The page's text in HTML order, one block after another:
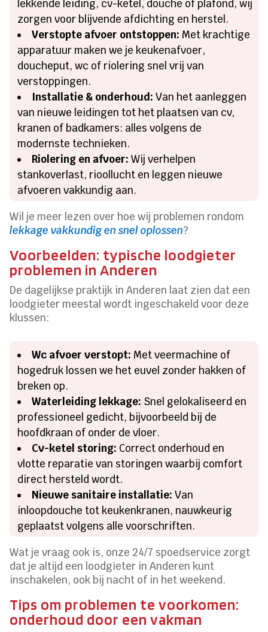
lekkende leiding, cv-ketel, douche of plafond, wij
zorgen voor blijvende afdichting en herstel.
Verstopte afvoer ontstoppen: Met krachtige
apparatuur maken we je keukenafvoer,
doucheput, wc of riolering snel vrij van
verstoppingen.
Installatie & onderhoud: Van het aanleggen
van nieuwe leidingen tot het plaatsen van cv,
kranen of badkamers: alles volgens de
modernste technieken.
Riolering en afvoer: Wij verhelpen
stankoverlast, rioollucht en leggen nieuwe
afvoeren vakkundig aan.
Wil je meer lezen over hoe wij problemen rondom
lekkage vakkundig en snel oplossen?
Voorbeelden: typische loodgieter
problemen in Anderen
De dagelijkse praktijk in Anderen laat zien dat een
loodgieter meestal wordt ingeschakeld voor deze
klussen:
Wc afvoer verstopt: Met veermachine of
hogedruk lossen we het euvel zonder hakken of
breken op.
Waterleiding lekkage: Snel gelokaliseerd en
professioneel gedicht, bijvoorbeeld bij de
hoofdkraan of onder de vloer.
Cv-ketel storing: Correct onderhoud en
vlotte reparatie van storingen waarbij comfort
direct hersteld wordt.
Nieuwe sanitaire installatie: Van
inloopdouche tot keukenkranen, nauwkeurig
geplaatst volgens alle voorschriften.
Wat je vraag ook is, onze 24/7 spoedservice zorgt
dat je altijd een loodgieter in Anderen kunt
inschakelen, ook bij nacht of in het weekend.
Tips om problemen te voorkomen:
onderhoud door een vakman